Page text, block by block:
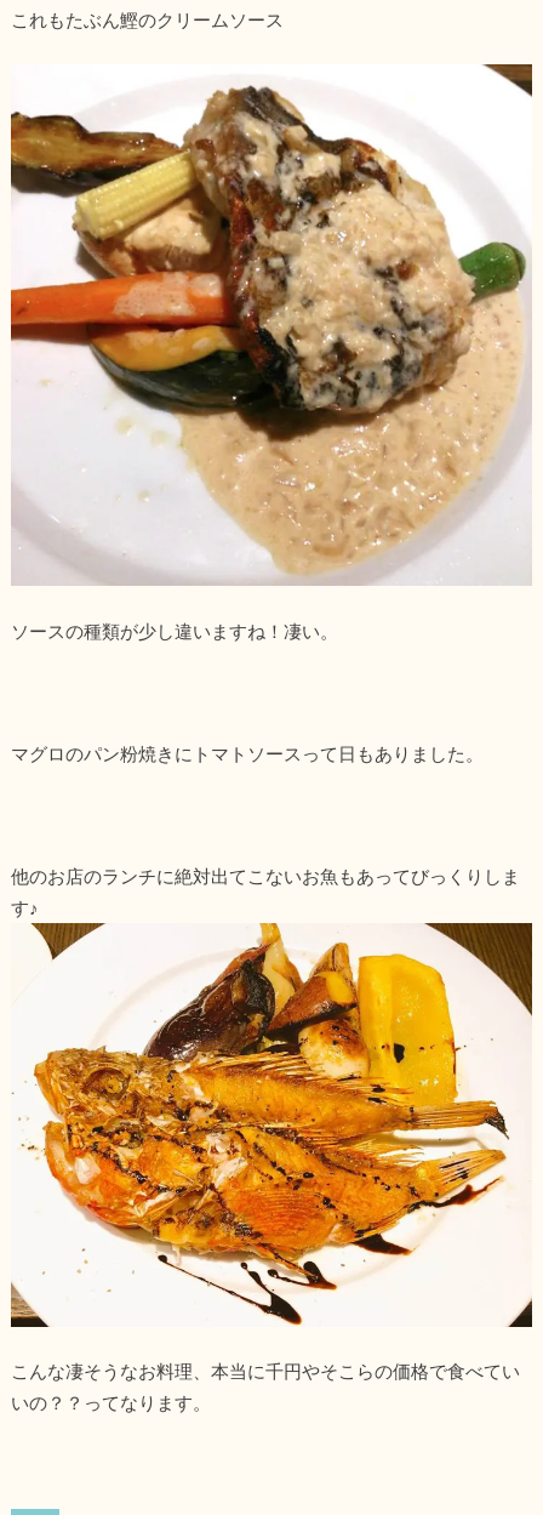
これもたぶん鰹のクリームソース
ソースの種類が少し違いますね！凄い。
マグロのパン粉焼きにトマトソースって日もありました。
他のお店のランチに絶対出てこないお魚もあってびっくりしま
す♪
こんな凄そうなお料理、本当に千円やそこらの価格で食べてい
いの？？ってなります。